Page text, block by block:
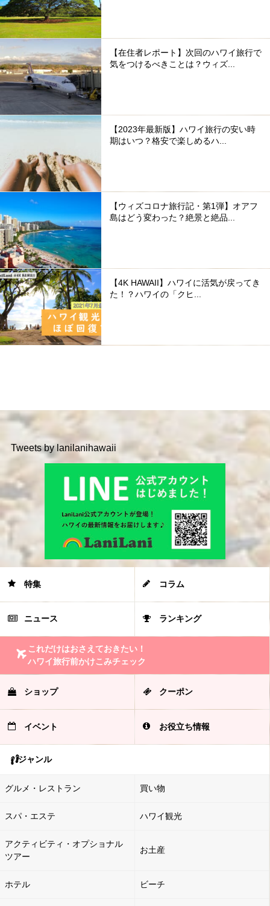
【在住者レポート】次回のハワイ旅行で
気をつけるべきことは？ウィズ...
【2023年最新版】ハワイ旅行の安い時
期はいつ？格安で楽しめるハ...
【ウィズコロナ旅行記・第1弾】オアフ
島はどう変わった？絶景と絶品...
【4K HAWAII】ハワイに活気が戻ってき
た！？ハワイの「クヒ...
Tweets by lanilanihawaii
特集 コラム
ニュース ランキング
これだけはおさえておきたい！
ハワイ旅行前かけこみチェック
ショップ クーポン
イベント お役立ち情報
ジャンル
グルメ・レストラン 買い物
スパ・エステ ハワイ観光
アクティビティ・オプショナル
ツアー
お土産
ホテル ビーチ